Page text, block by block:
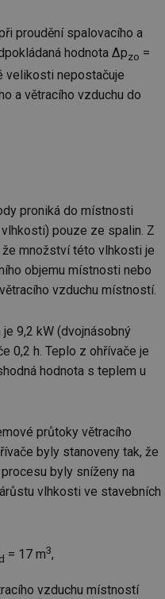
proudění spalovacího a
hodnota Δpzo =
velikosti nepostačuje
a větracího vzduchu do
proniká do místnosti
pouze ze spalin. Z
množství této vlhkosti je
objemu místnosti nebo
vzduchu místností.
9,2 kW (dvojnásobný
0,2 h. Teplo z ohřívače je
hodnota s teplem u
průtoky větracího
byly stanoveny tak, že
byly sníženy na
vlhkosti ve stavebních
= 17 m3,
vzduchu místností